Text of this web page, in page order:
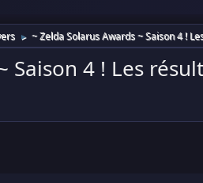
► ~ Zelda Solarus Awards ~ Saison 4 !
Saison 4 ! Les